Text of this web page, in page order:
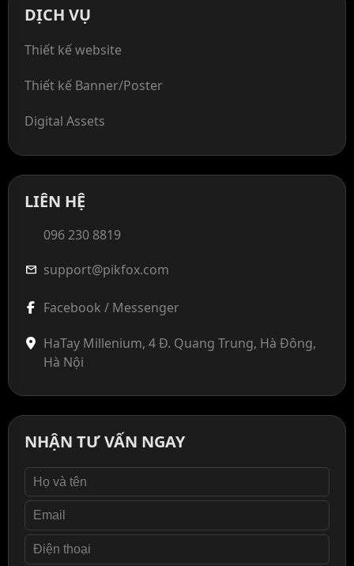
DỊCH VỤ
Thiết kế website
Thiết kế Banner/Poster
Digital Assets
LIÊN HỆ
096 230 8819
mail support@pikfox.com
Facebook / Messenger
HaTay Millenium, 4 Đ. Quang Trung, Hà Đông,
Hà Nội
NHẬN TƯ VẤN NGAY